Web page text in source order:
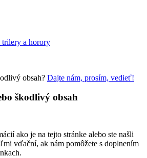
a horory
obsah? Dajte nám, prosím, vedieť!
škodlivý obsah
ako je na tejto stránke alebo ste našli
vďační, ak nám pomôžete s doplnením